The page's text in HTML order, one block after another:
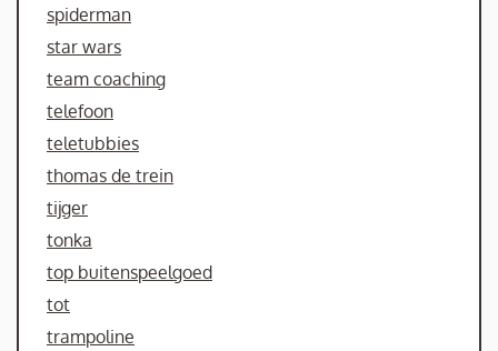
spiderman
star wars
team coaching
telefoon
teletubbies
thomas de trein
tijger
tonka
top buitenspeelgoed
tot
trampoline